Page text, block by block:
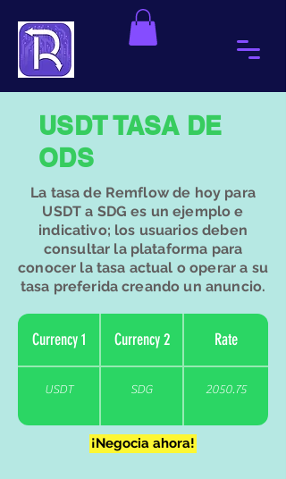
​USDT TASA DE
ODS
​La tasa de Remflow de hoy para
USDT a SDG es un ejemplo e
indicativo; los usuarios deben
consultar la plataforma para
conocer la tasa actual o operar a su
tasa preferida creando un anuncio.
Currency 1 Currency 2 Rate
USDT SDG 2050.75
SDG
¡Negocia ahora!